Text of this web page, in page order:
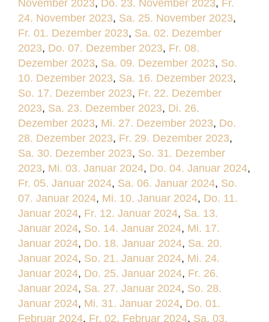
November 2023, Do. 23. November 2023, Fr.
24. November 2023, Sa. 25. November 2023,
Fr. 01. Dezember 2023, Sa. 02. Dezember
2023, Do. 07. Dezember 2023, Fr. 08.
Dezember 2023, Sa. 09. Dezember 2023, So.
10. Dezember 2023, Sa. 16. Dezember 2023,
So. 17. Dezember 2023, Fr. 22. Dezember
2023, Sa. 23. Dezember 2023, Di. 26.
Dezember 2023, Mi. 27. Dezember 2023, Do.
28. Dezember 2023, Fr. 29. Dezember 2023,
Sa. 30. Dezember 2023, So. 31. Dezember
2023, Mi. 03. Januar 2024, Do. 04. Januar 2024,
Fr. 05. Januar 2024, Sa. 06. Januar 2024, So.
07. Januar 2024, Mi. 10. Januar 2024, Do. 11.
Januar 2024, Fr. 12. Januar 2024, Sa. 13.
Januar 2024, So. 14. Januar 2024, Mi. 17.
Januar 2024, Do. 18. Januar 2024, Sa. 20.
Januar 2024, So. 21. Januar 2024, Mi. 24.
Januar 2024, Do. 25. Januar 2024, Fr. 26.
Januar 2024, Sa. 27. Januar 2024, So. 28.
Januar 2024, Mi. 31. Januar 2024, Do. 01.
Februar 2024, Fr. 02. Februar 2024, Sa. 03.